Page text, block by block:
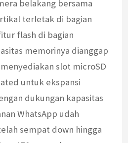
belakang bersama
terletak di bagian
flash di bagian
memorinya dianggap
slot microSD
untuk ekspansi
dukungan kapasitas
WhatsApp udah
sempat down hingga